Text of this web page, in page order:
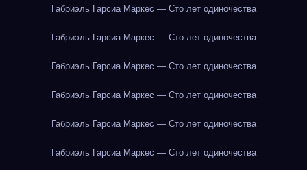
Габриэль Гарсиа Маркес — Сто лет одиночества
Габриэль Гарсиа Маркес — Сто лет одиночества
Габриэль Гарсиа Маркес — Сто лет одиночества
Габриэль Гарсиа Маркес — Сто лет одиночества
Габриэль Гарсиа Маркес — Сто лет одиночества
Габриэль Гарсиа Маркес — Сто лет одиночества